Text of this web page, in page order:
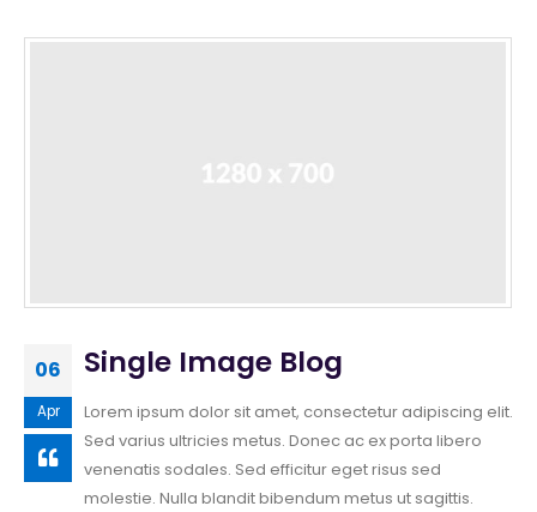
06
Apr
Single Image Blog
Lorem ipsum dolor sit amet, consectetur adipiscing elit.
Sed varius ultricies metus. Donec ac ex porta libero
venenatis sodales. Sed efficitur eget risus sed
molestie. Nulla blandit bibendum metus ut sagittis.